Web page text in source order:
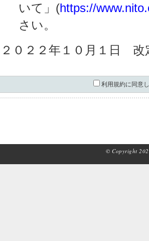
いて」(https://
さい。
２０２２年１０月１日 改
利用規約に同意
© Copyright